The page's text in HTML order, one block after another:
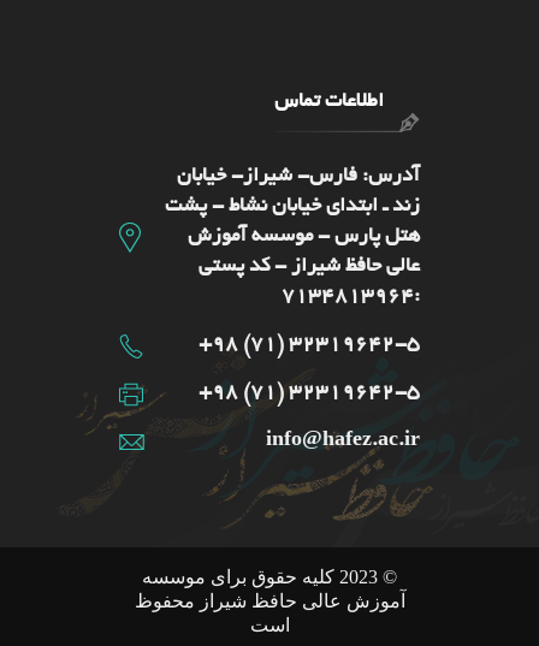
اطلاعات تماس
آدرس: فارس- شيراز- خیابان
زند ـ ابتدای خیابان نشاط - پشت
هتل پارس - موسسه آموزش
عالی حافظ شیراز - کد پستی
:7134813964
32319642-5 (71) 98+
32319642-5 (71) 98+
info@hafez.ac.ir
© 2023 کلیه حقوق برای موسسه
آموزش عالی حافظ شیراز محفوظ
است